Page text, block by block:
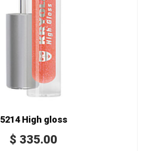
5214 High gloss
$ 335.00